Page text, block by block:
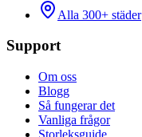
Alla 300+ städer
Support
Om oss
Blogg
Så fungerar det
Vanliga frågor
Storleksguide